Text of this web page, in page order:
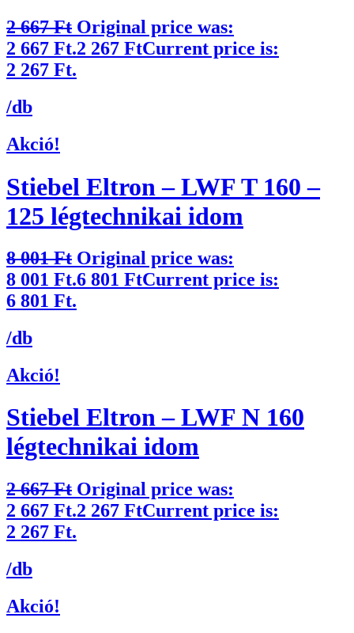
2 667Ft Original price was:
2 667 Ft.2 267 FtCurrent price is:
2 267 Ft.
/db
Akció!
Stiebel Eltron – LWF T 160 –
125 légtechnikai idom
8 001Ft Original price was:
8 001 Ft.6 801 FtCurrent price is:
6 801 Ft.
/db
Akció!
Stiebel Eltron – LWF N 160
légtechnikai idom
2 667Ft Original price was:
2 667 Ft.2 267 FtCurrent price is:
2 267 Ft.
/db
Akció!